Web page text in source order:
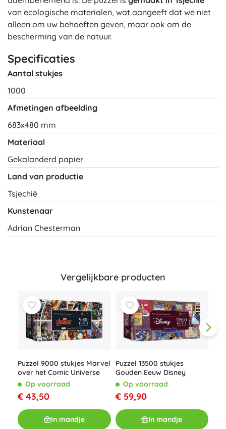
van ecologische materialen, wat aangeeft dat we niet
alleen om uw behoeften geven, maar ook om de
bescherming van de natuur.
Specificaties
Aantal stukjes
1000
Afmetingen afbeelding
683x480 mm
Materiaal
Gekalanderd papier
Land van productie
Tsjechië
Kunstenaar
Adrian Chesterman
Vergelijkbare producten
Puzzel 9000 stukjes Marvel
over het Comic Universe
Op voorraad
€ 43,50
In mandje
Puzzel 13500 stukjes
Gouden Eeuw Disney
Op voorraad
€ 59,90
In mandje